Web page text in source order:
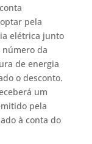
pela
elétrica junto
número da
de energia
o desconto.
um
pela
à conta do